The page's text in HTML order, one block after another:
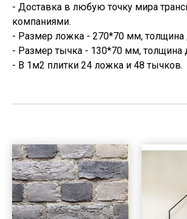
- Доставка в любую точку мира
компаниями.
- Размер ложка - 270*70 мм,
- Размер тычка - 130*70 мм, толщина
- В 1м2 плитки 24 ложка и 48 тычков.